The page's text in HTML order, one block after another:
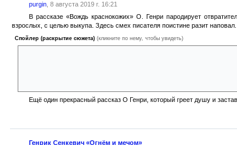
purgin, 8 августа 2019 г. 16:21
В рассказе «Вождь краснокожих» О. Генри пародирует
взрослых, с целью выкупа. Здесь смех писателя поистине разит наповал.
Спойлер (раскрытие сюжета) (кликните по нему, чтобы увидеть)
Ещё один прекрасный рассказ О Генри, который греет душу и
Генрик Сенкевич «Огнём и мечом»